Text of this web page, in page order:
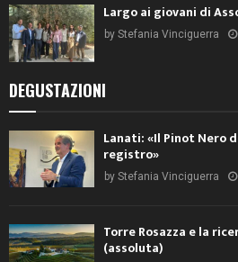
Largo ai giovani di
by Stefania Vinciguerra
DEGUSTAZIONI
Lanati: «Il Pinot Nero
registro»
by Stefania Vinciguerra
Torre Rosazza e la
(assoluta)